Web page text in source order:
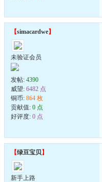
【simacardwe】
未验证会员
发帖: 4390
威望: 6482 点
铜币: 864 枚
贡献值: 0 点
好评度: 0 点
【绿豆宝贝】
新手上路